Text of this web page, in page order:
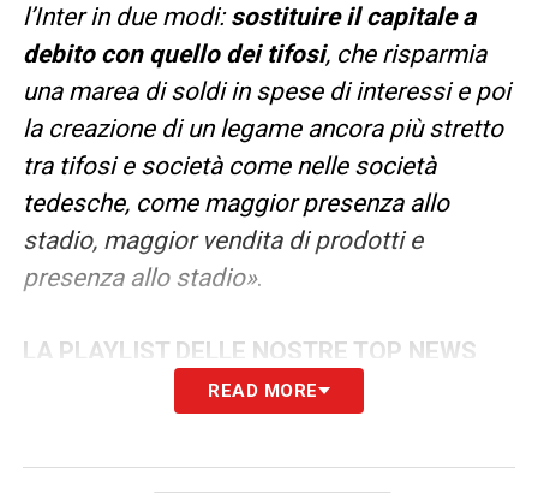
l’Inter in due modi:sostituire il capitale a
debito con quello dei tifosi, che risparmia
una marea di soldi in spese di interessi e poi
la creazione di un legame ancora più stretto
tra tifosi e società come nelle società
tedesche, come maggior presenza allo
stadio, maggior vendita di prodotti e
presenza allo stadio».
LA PLAYLIST DELLE NOSTRE TOP NEWS
READ MORE